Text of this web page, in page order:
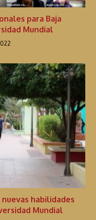
para Baja
Mundial
habilidades
Mundial